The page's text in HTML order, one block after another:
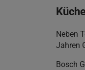
Neben
Jahren
Bosch